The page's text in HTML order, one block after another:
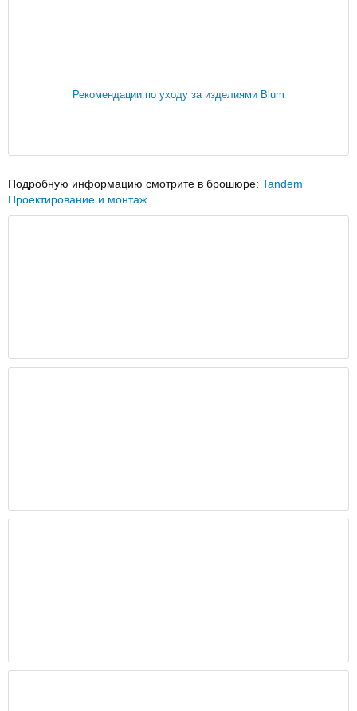
Рекомендации по уходу за изделиями Blum
Подробную информацию смотрите в брошюре: Tandem
Проектирование и монтаж